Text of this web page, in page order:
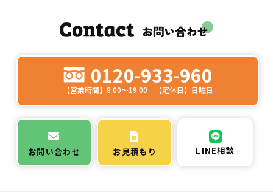
0120-933-960
【営業時間】8:00～19:00 【定休日】日曜日
お問い合わせ お見積もり LINE相談